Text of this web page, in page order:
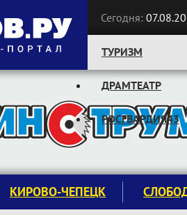
Сегодня:
ТУРИЗМ
ДРАМТЕАТР
РОСГВАРДИЯ43
КИРОВО-ЧЕПЕЦК